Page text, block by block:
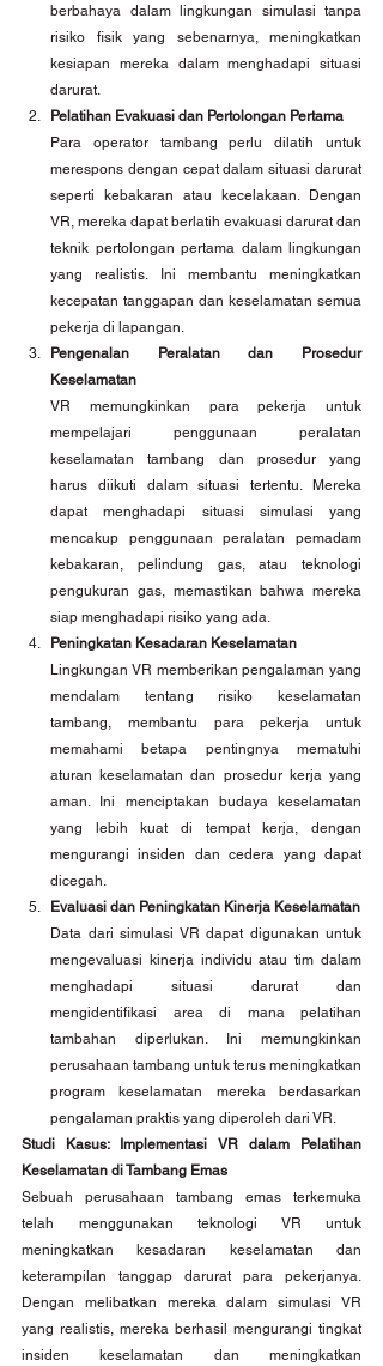
berbahaya dalam lingkungan simulasi tanpa
risiko fisik yang sebenarnya, meningkatkan
kesiapan mereka dalam menghadapi situasi
darurat.
Pelatihan Evakuasi dan Pertolongan Pertama
Para operator tambang perlu dilatih untuk
merespons dengan cepat dalam situasi darurat
seperti kebakaran atau kecelakaan. Dengan
VR, mereka dapat berlatih evakuasi darurat dan
teknik pertolongan pertama dalam lingkungan
yang realistis. Ini membantu meningkatkan
kecepatan tanggapan dan keselamatan semua
pekerja di lapangan.
Pengenalan Peralatan dan Prosedur
Keselamatan
VR memungkinkan para pekerja untuk
mempelajari penggunaan peralatan
keselamatan tambang dan prosedur yang
harus diikuti dalam situasi tertentu. Mereka
dapat menghadapi situasi simulasi yang
mencakup penggunaan peralatan pemadam
kebakaran, pelindung gas, atau teknologi
pengukuran gas, memastikan bahwa mereka
siap menghadapi risiko yang ada.
Peningkatan Kesadaran Keselamatan
Lingkungan VR memberikan pengalaman yang
mendalam tentang risiko keselamatan
tambang, membantu para pekerja untuk
memahami betapa pentingnya mematuhi
aturan keselamatan dan prosedur kerja yang
aman. Ini menciptakan budaya keselamatan
yang lebih kuat di tempat kerja, dengan
mengurangi insiden dan cedera yang dapat
dicegah.
Evaluasi dan Peningkatan Kinerja Keselamatan
Data dari simulasi VR dapat digunakan untuk
mengevaluasi kinerja individu atau tim dalam
menghadapi situasi darurat dan
mengidentifikasi area di mana pelatihan
tambahan diperlukan. Ini memungkinkan
perusahaan tambang untuk terus meningkatkan
program keselamatan mereka berdasarkan
pengalaman praktis yang diperoleh dari VR.
Studi Kasus: Implementasi VR dalam Pelatihan
Keselamatan di Tambang Emas
Sebuah perusahaan tambang emas terkemuka
telah menggunakan teknologi VR untuk
meningkatkan kesadaran keselamatan dan
keterampilan tanggap darurat para pekerjanya.
Dengan melibatkan mereka dalam simulasi VR
yang realistis, mereka berhasil mengurangi tingkat
insiden keselamatan dan meningkatkan